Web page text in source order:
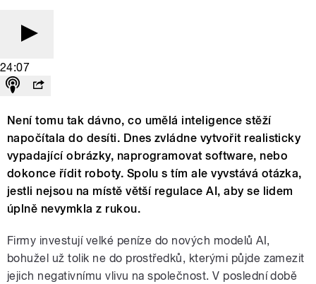
24:07
Není tomu tak dávno, co umělá inteligence stěží
napočítala do desíti. Dnes zvládne vytvořit realisticky
vypadající obrázky, naprogramovat software, nebo
dokonce řídit roboty. Spolu s tím ale vyvstává otázka,
jestli nejsou na místě větší regulace AI, aby se lidem
úplně nevymkla z rukou.
Firmy investují velké peníze do nových modelů AI,
bohužel už tolik ne do prostředků, kterými půjde zamezit
jejich negativnímu vlivu na společnost. V poslední době